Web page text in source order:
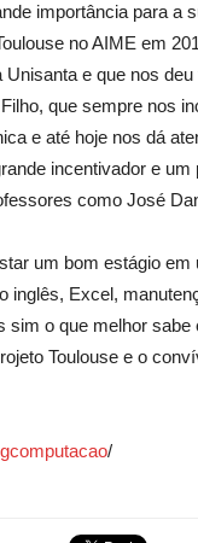
importância para a
no AIME em
e que nos
que sempre nos
e até hoje nos dá
incentivador e
como José
um bom estágio
Excel,
o que melhor
Toulouse e o
/